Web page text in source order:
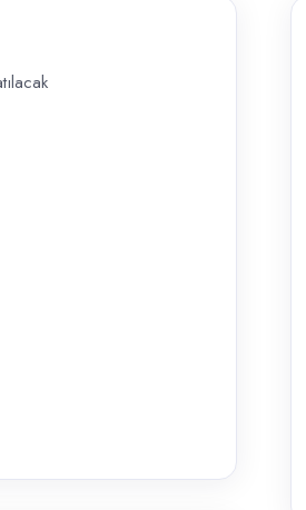
arıyoruz. Izgara üzerinde